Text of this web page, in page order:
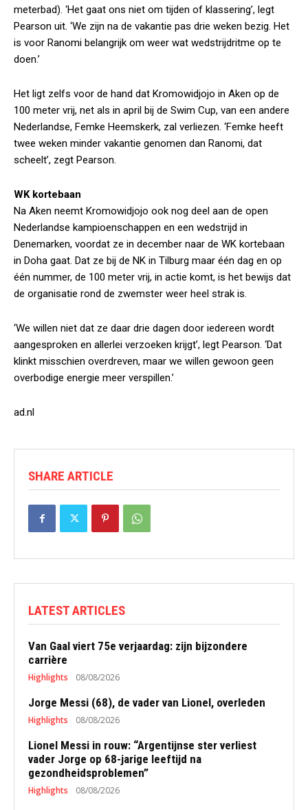
meterbad). ‘Het gaat ons niet om tijden of klassering’, legt
Pearson uit. ‘We zijn na de vakantie pas drie weken bezig. Het
is voor Ranomi belangrijk om weer wat wedstrijdritme op te
doen.’
Het ligt zelfs voor de hand dat Kromowidjojo in Aken op de
100 meter vrij, net als in april bij de Swim Cup, van een andere
Nederlandse, Femke Heemskerk, zal verliezen. ‘Femke heeft
twee weken minder vakantie genomen dan Ranomi, dat
scheelt’, zegt Pearson.
WK kortebaan
Na Aken neemt Kromowidjojo ook nog deel aan de open
Nederlandse kampioenschappen en een wedstrijd in
Denemarken, voordat ze in december naar de WK kortebaan
in Doha gaat. Dat ze bij de NK in Tilburg maar één dag en op
één nummer, de 100 meter vrij, in actie komt, is het bewijs dat
de organisatie rond de zwemster weer heel strak is.
‘We willen niet dat ze daar drie dagen door iedereen wordt
aangesproken en allerlei verzoeken krijgt’, legt Pearson. ‘Dat
klinkt misschien overdreven, maar we willen gewoon geen
overbodige energie meer verspillen.’
ad.nl
SHARE ARTICLE
LATEST ARTICLES
Van Gaal viert 75e verjaardag: zijn bijzondere
carrière
Highlights 08/08/2026
Jorge Messi (68), de vader van Lionel, overleden
Highlights 08/08/2026
Lionel Messi in rouw: “Argentijnse ster verliest
vader Jorge op 68-jarige leeftijd na
gezondheidsproblemen”
Highlights 08/08/2026